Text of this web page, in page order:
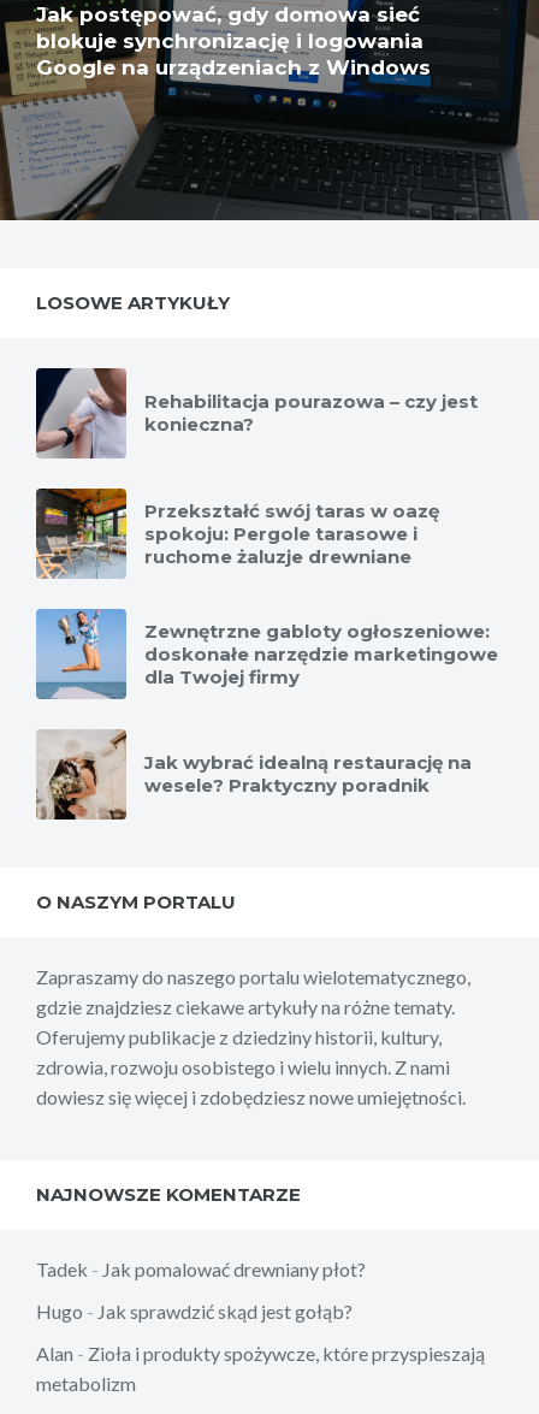
Jak postępować, gdy domowa sieć
blokuje synchronizację i logowania
Google na urządzeniach z Windows
LOSOWE ARTYKUŁY
Rehabilitacja pourazowa – czy jest
konieczna?
Przekształć swój taras w oazę
spokoju: Pergole tarasowe i
ruchome żaluzje drewniane
Zewnętrzne gabloty ogłoszeniowe:
doskonałe narzędzie marketingowe
dla Twojej firmy
Jak wybrać idealną restaurację na
wesele? Praktyczny poradnik
O NASZYM PORTALU
Zapraszamy do naszego portalu wielotematycznego,
gdzie znajdziesz ciekawe artykuły na różne tematy.
Oferujemy publikacje z dziedziny historii, kultury,
zdrowia, rozwoju osobistego i wielu innych. Z nami
dowiesz się więcej i zdobędziesz nowe umiejętności.
NAJNOWSZE KOMENTARZE
Tadek - Jak pomalować drewniany płot?
Hugo - Jak sprawdzić skąd jest gołąb?
Alan - Zioła i produkty spożywcze, które przyspieszają
metabolizm